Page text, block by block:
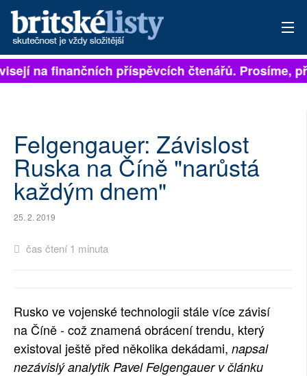
PŘIHLÁSIT
ARCHIV
ROZHOVORY
TÉMATA
SOCIÁLNÍ SÍTĚ
RUBRIKY
na finančních příspěvcích čtenářů. Prosíme,
Felgengauer: Závislost
Ruska na Číně "narůstá
každým dnem"
25. 2. 2019
čas čtení 1 minuta
Rusko ve vojenské technologii stále více závisí
na Číně - což znamená obrácení trendu, který
existoval ještě před několika dekádami, napsal
nezávislý analytik Pavel Felgengauer v článku